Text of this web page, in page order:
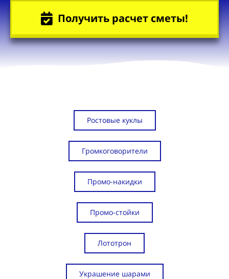
Получить расчет сметы!
Ростовые куклы
Громкоговорители
Промо-накидки
Промо-стойки
Лототрон
Украшение шарами